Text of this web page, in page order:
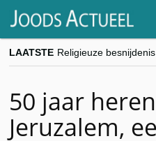
LAATSTE
50 jaar
Jeruzalem,